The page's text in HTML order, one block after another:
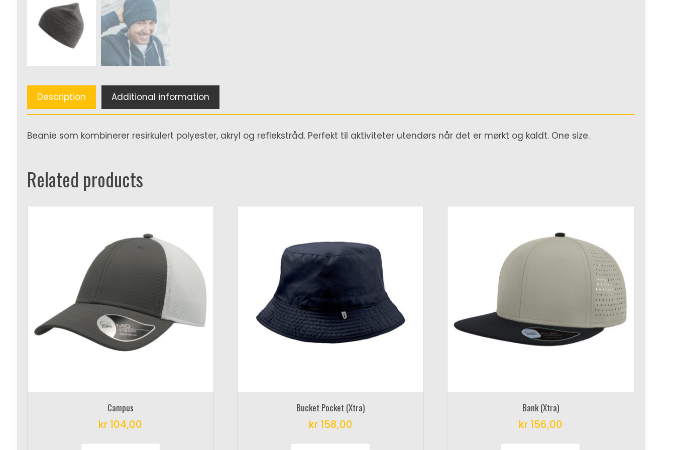
Description Additional information
Beanie som kombinerer resirkulert polyester, akryl og reflekstråd. Perfekt til aktiviteter utendørs når det er mørkt og kaldt. One size.
Related products
Campus
kr 104,00
Bucket Pocket (Xtra)
kr158,00
Bank (Xtra)
kr156,00